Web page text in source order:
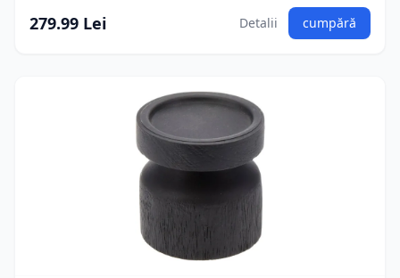
279.99 Lei Detalii cumpără